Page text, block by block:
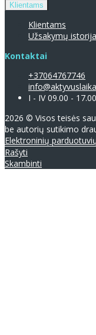
Klientams
Klientams
Užsakymų istorija
Kontaktai
+37064767746
I - IV 09.00 -
2026 © Visos teisės
be autorių sutikimo
Elektroninių
Rašyti
Skambinti